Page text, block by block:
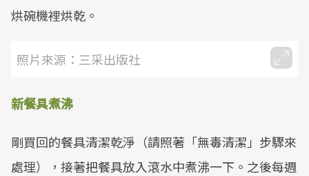
烘碗機裡烘乾。
照片來源：三采出版社
新餐具煮沸
剛買回的餐具清潔乾淨（請照著「無毒清潔」步驟來
處理），接著把餐具放入滾水中煮沸一下。之後每週